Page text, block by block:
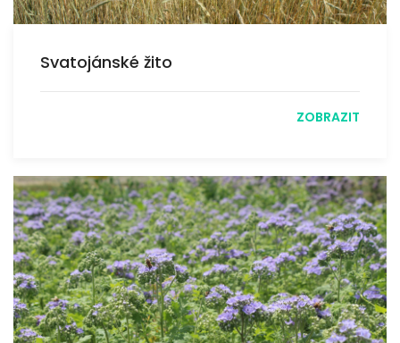
Svatojánské žito
ZOBRAZIT